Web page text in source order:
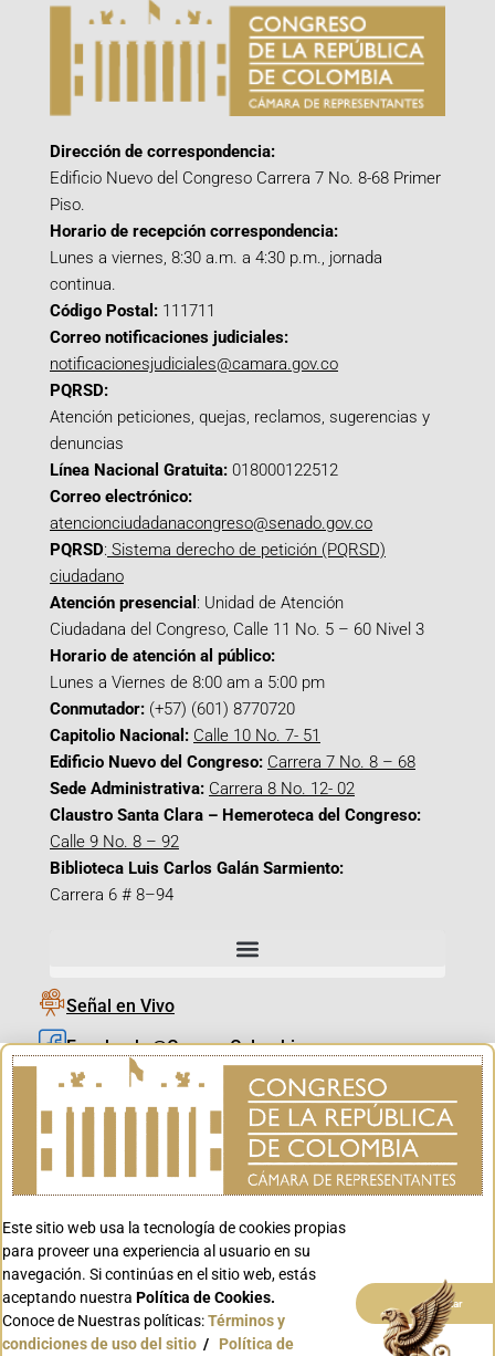
Dirección de correspondencia:
Edificio Nuevo del Congreso Carrera 7 No. 8-68 Primer
Piso.
Horario de recepción correspondencia:
Lunes a viernes, 8:30 a.m. a 4:30 p.m., jornada
continua.
Código Postal: 111711
Correo notificaciones judiciales:
notificacionesjudiciales@camara.gov.co
PQRSD:
Atención peticiones, quejas, reclamos, sugerencias y
denuncias
Línea Nacional Gratuita: 018000122512
Correo electrónico:
atencionciudadanacongreso@senado.gov.co
PQRSD: Sistema derecho de petición (PQRSD)
ciudadano
Atención presencial : Unidad de Atención
Ciudadana del Congreso, Calle 11 No. 5 – 60 Nivel 3
Horario de atención al público:
Lunes a Viernes de 8:00 am a 5:00 pm
Conmutador: (+57) (601) 8770720
Capitolio Nacional: Calle 10 No. 7- 51
Edificio Nuevo del Congreso: Carrera 7 No. 8 – 68
Sede Administrativa: Carrera 8 No. 12- 02
Claustro Santa Clara – Hemeroteca del Congreso:
Calle 9 No. 8 – 92
Biblioteca Luis Carlos Galán Sarmiento:
Carrera 6 # 8–94
Señal en Vivo
Facebook_@CamaraColombia
Instagram_@CamaraColombia
X_@CamaraColombia
Youtube_@CamaraColombia
Youtube_@CanalCongreso
Conoce GOV.CO
Este sitio web usa la tecnología de cookies propias
para proveer una experiencia al usuario en su
navegación. Si continúas en el sitio web, estás
aceptando nuestra Política de Cookies.
Conoce de Nuestras políticas:Términos y
condiciones de uso del sitio / Política de
Aceptar